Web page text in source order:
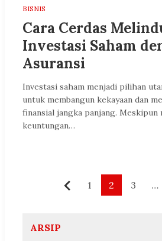
BISNIS
Cara Cerdas
Investasi Saham
Asuransi
Investasi saham menjadi pilihan
untuk membangun kekayaan dan
finansial jangka panjang.
keuntungan…
Paginasi
Sebelumnya
1 2 3 …
ARSIP